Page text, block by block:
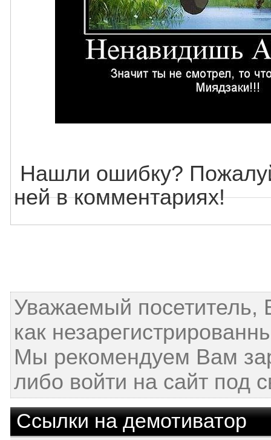
Нашли ошибку?
ней в комментариях!
Уважаемый посетитель,
как
Мы рекомендуем Вам
либо войти на сайт под
Ссылки на демотиватор